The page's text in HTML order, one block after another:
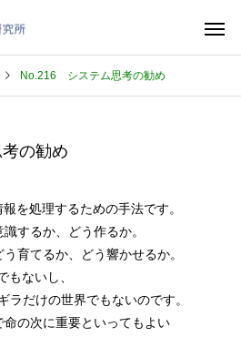
No.216 システム思考の勧め
の勧め
を処理するための手法です。
するか、どう作るか。
育てるか、どう響かせるか。
もないし、
ラだけの世界でもないのです。
の次に重要といってもよい